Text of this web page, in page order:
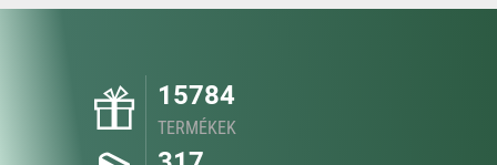
15784
TERMÉKEK